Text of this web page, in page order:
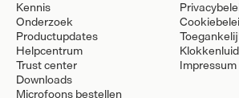
Kennis
Onderzoek
Productupdates
Helpcentrum
Trust center
Downloads
Microfoons bestellen
Impressum